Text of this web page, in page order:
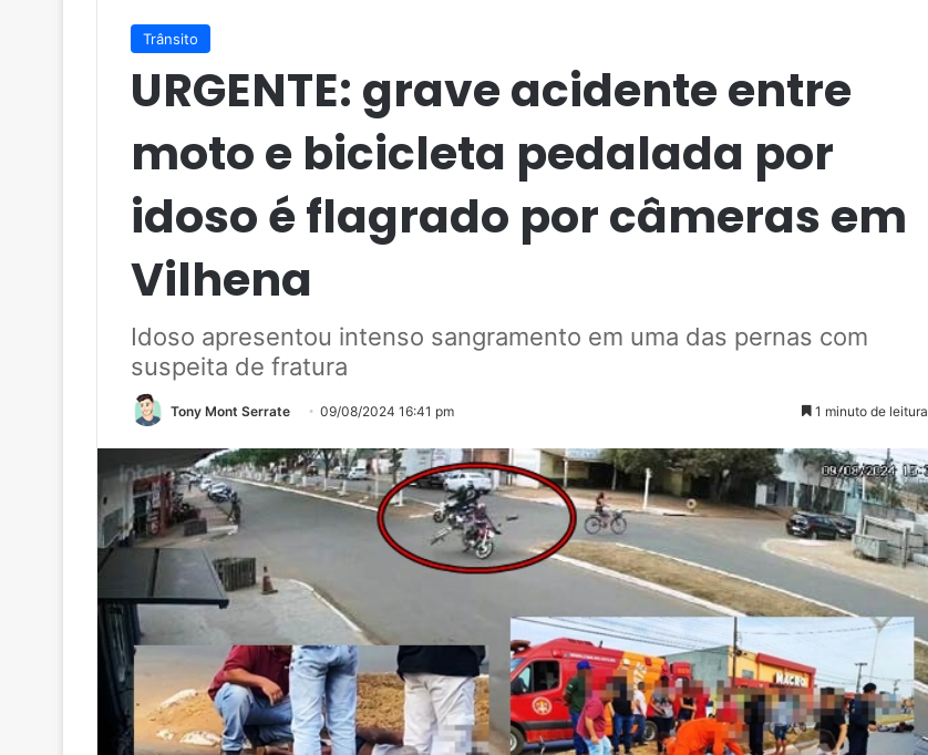
Trânsito
URGENTE: grave acidente entre
moto e bicicleta pedalada por
idoso é flagrado por câmeras em
Vilhena
Idoso apresentou intenso sangramento em uma das pernas com
suspeita de fratura
Tony Mont Serrate 09/08/2024 16:41 pm 1 minuto de leitura